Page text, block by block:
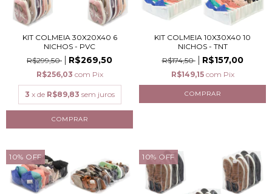
KIT COLMEIA 30X20X40 6
NICHOS - PVC
R$299,50
R$269,50
R$256,03 com Pix
3 x de R$89,83 sem juros
KIT COLMEIA 10X30X40 10
NICHOS - TNT
R$174,50
R$157,00
R$149,15 com Pix
10% OFF 10% OFF